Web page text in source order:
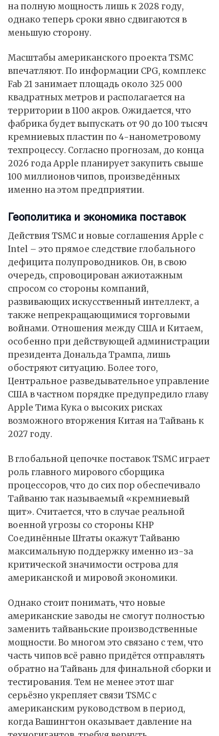
на полную мощность лишь к 2028 году,
однако теперь сроки явно сдвигаются в
меньшую сторону.
Масштабы американского проекта TSMC
впечатляют. По информации CPG, комплекс
Fab 21 занимает площадь около 325 000
квадратных метров и располагается на
территории в 1100 акров. Ожидается, что
фабрика будет выпускать от 90 до 100 тысяч
кремниевых пластин по 4-нанометровому
техпроцессу. Согласно прогнозам, до конца
2026 года Apple планирует закупить свыше
100 миллионов чипов, произведённых
именно на этом предприятии.
Геополитика и экономика поставок
Действия TSMC и новые соглашения Apple с
Intel – это прямое следствие глобального
дефицита полупроводников. Он, в свою
очередь, спровоцирован ажиотажным
спросом со стороны компаний,
развивающих искусственный интеллект, а
также непрекращающимися торговыми
войнами. Отношения между США и Китаем,
особенно при действующей администрации
президента Дональда Трампа, лишь
обостряют ситуацию. Более того,
Центральное разведывательное управление
США в частном порядке предупредило главу
Apple Тима Кука о высоких рисках
возможного вторжения Китая на Тайвань к
2027 году.
В глобальной цепочке поставок TSMC играет
роль главного мирового сборщика
процессоров, что до сих пор обеспечивало
Тайваню так называемый «кремниевый
щит». Считается, что в случае реальной
военной угрозы со стороны КНР
Соединённые Штаты окажут Тайваню
максимальную поддержку именно из-за
критической значимости острова для
американской и мировой экономики.
Однако стоит понимать, что новые
американские заводы не смогут полностью
заменить тайваньские производственные
мощности. Во многом это связано с тем, что
часть чипов всё равно придётся отправлять
обратно на Тайвань для финальной сборки и
тестирования. Тем не менее этот шаг
серьёзно укрепляет связи TSMC с
американским руководством в период,
когда Вашингтон оказывает давление на